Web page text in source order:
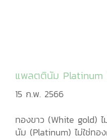
แพลตตินัม Platinum
15 ก.พ. 2566
ทองขาว (White gold)
นัม (Platinum) ไม่ใช่ทอ